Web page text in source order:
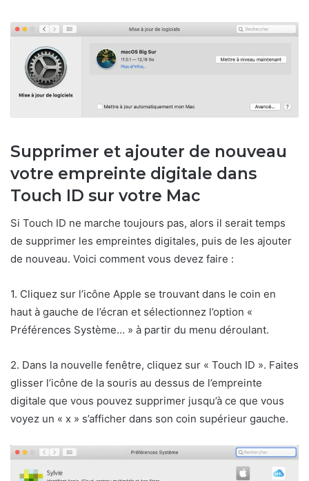
Supprimer et ajouter de nouveau
votre empreinte digitale dans
Touch ID sur votre Mac
Si Touch ID ne marche toujours pas, alors il serait temps
de supprimer les empreintes digitales, puis de les ajouter
de nouveau. Voici comment vous devez faire :
1. Cliquez sur l’icône Apple se trouvant dans le coin en
haut à gauche de l’écran et sélectionnez l’option «
Préférences Système… » à partir du menu déroulant.
2. Dans la nouvelle fenêtre, cliquez sur « Touch ID ». Faites
glisser l’icône de la souris au dessus de l’empreinte
digitale que vous pouvez supprimer jusqu’à ce que vous
voyez un « x » s’afficher dans son coin supérieur gauche.